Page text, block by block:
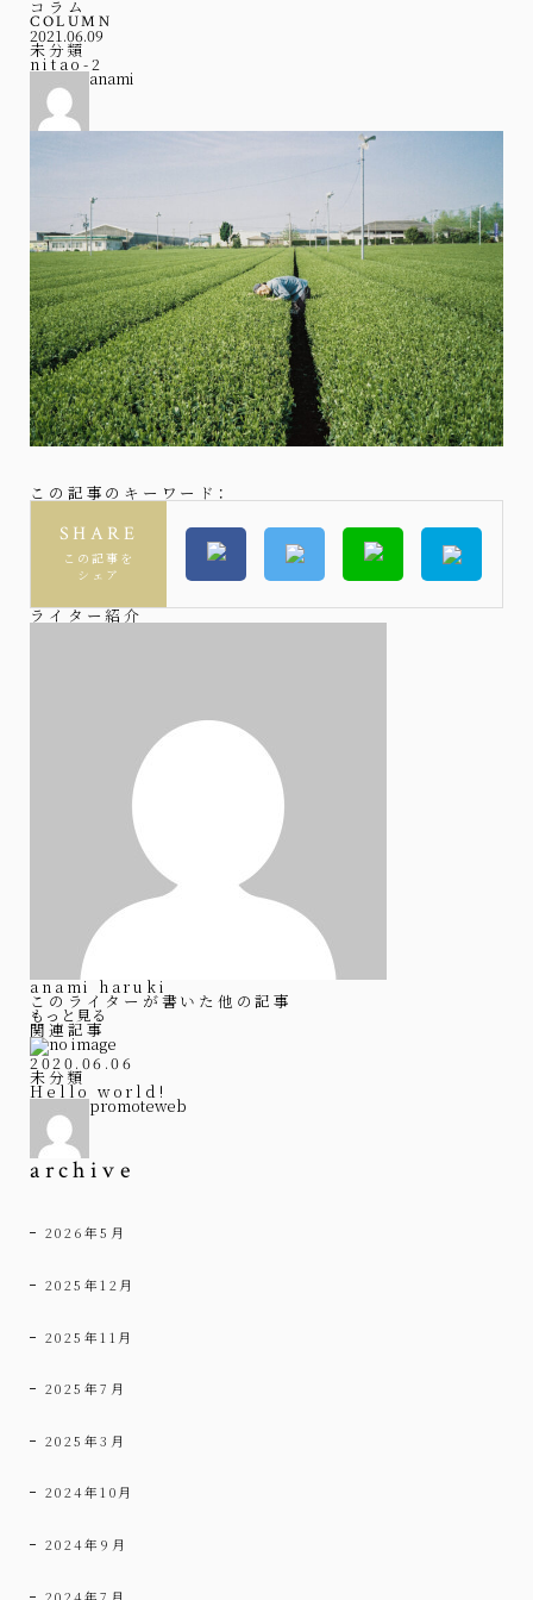
コラム
COLUMN
2021.06.09
未分類
nitao-2
anami
この記事のキーワード：
SHARE
この記事を
シェア
ライター紹介
anami haruki
このライターが書いた他の記事
もっと見る
関連記事
2020.06.06
未分類
Hello world!
promoteweb
archive
2026年5月
2025年12月
2025年11月
2025年7月
2025年3月
2024年10月
2024年9月
2024年7月